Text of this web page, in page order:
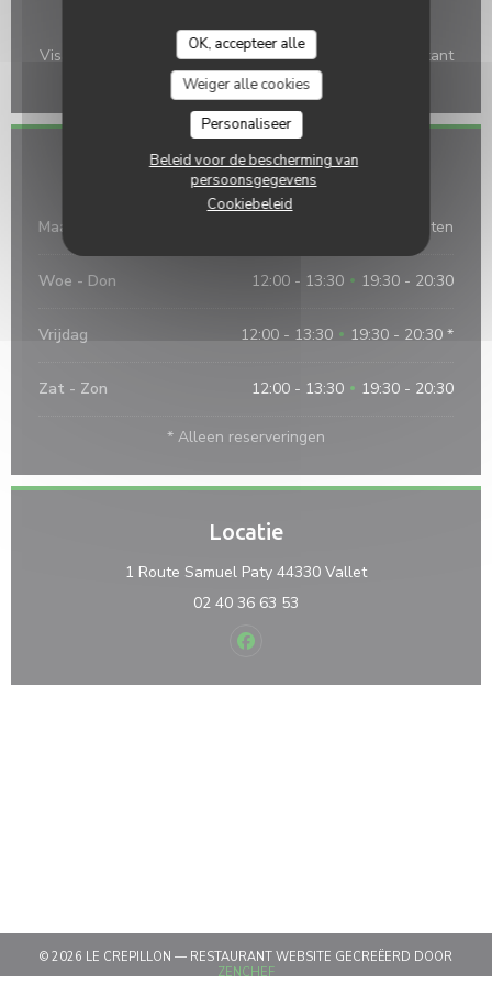
OK, accepteer alle
Weiger alle cookies
Personaliseer
Beleid voor de bescherming van
persoonsgegevens
Cookiebeleid
Betaalmethoden
Visa, restaurant van Titres, Eurocard / Mastercard, Contant
geld, Vakantiecheques, controles, Debetkaart
Openingstijden
Maa Gesloten
Woe - Don 12:00 - 13:30 • 19:30 - 20:30
Vrijdag 12:00 - 13:30 • 19:30 - 20:30 *
Zat - Zon 12:00 - 13:30 • 19:30 - 20:30
* Alleen reserveringen
Locatie
1 Route Samuel Paty 44330 Vallet((opent in een
02 40 36 63 53
Facebook ((opent in een nieuw
© 2026 LE CREPILLON — RESTAURANT WEBSITE GECREËERD DOOR
ZENCHEF((OPENT IN EEN NIEUW VENSTER))